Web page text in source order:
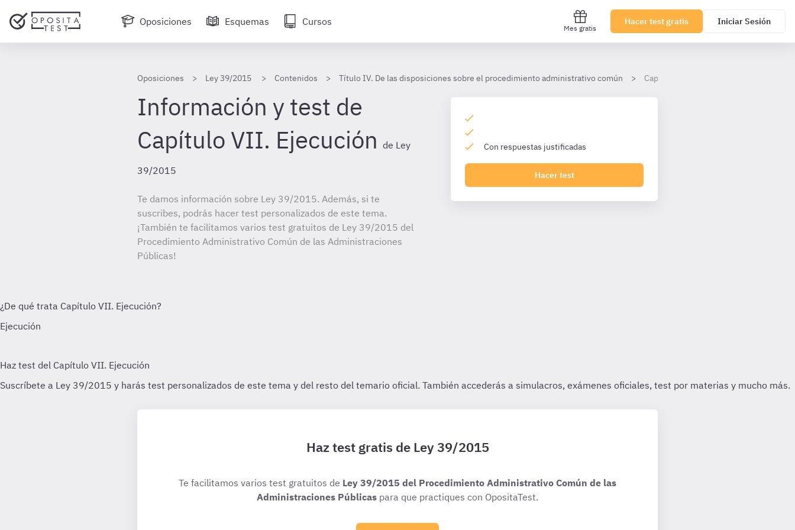
Oposiciones Esquemas Cursos
Mes gratis
Hacer test gratis Iniciar Sesión
Oposiciones Ley 39/2015 Contenidos Título IV. De las disposiciones sobre el procedimiento administrativo común Capítulo VII. Ejecución
Información y test de
Capítulo VII. Ejecución de Ley
39/2015
Te damos información sobre Ley 39/2015. Además, si te
suscribes, podrás hacer test personalizados de este tema.
¡También te facilitamos varios test gratuitos de Ley 39/2015 del
Procedimiento Administrativo Común de las Administraciones
Públicas!
Con respuestas justificadas
Hacer test
Haz test gratis de Ley 39/2015
Te facilitamos varios test gratuitos de Ley 39/2015 del Procedimiento Administrativo Común de las
Administraciones Públicas para que practiques con OpositaTest.